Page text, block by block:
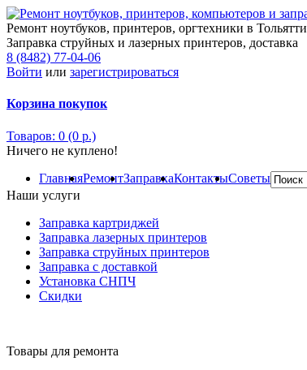
Ремонт ноутбуков, принтеров, оргтехники в Тольятти
Заправка струйных и лазерных принтеров, доставка
8 (8482) 77-04-06
Войти или зарегистрироваться
Корзина покупок
Товаров: 0 (0 р.)
Ничего не куплено!
ГлавнаяРемонтЗаправкаКонтактыСоветы
Наши услуги
Заправка картриджей
Заправка лазерных принтеров
Заправка струйных принтеров
Заправка с доставкой
Установка СНПЧ
Скидки
Товары для ремонта